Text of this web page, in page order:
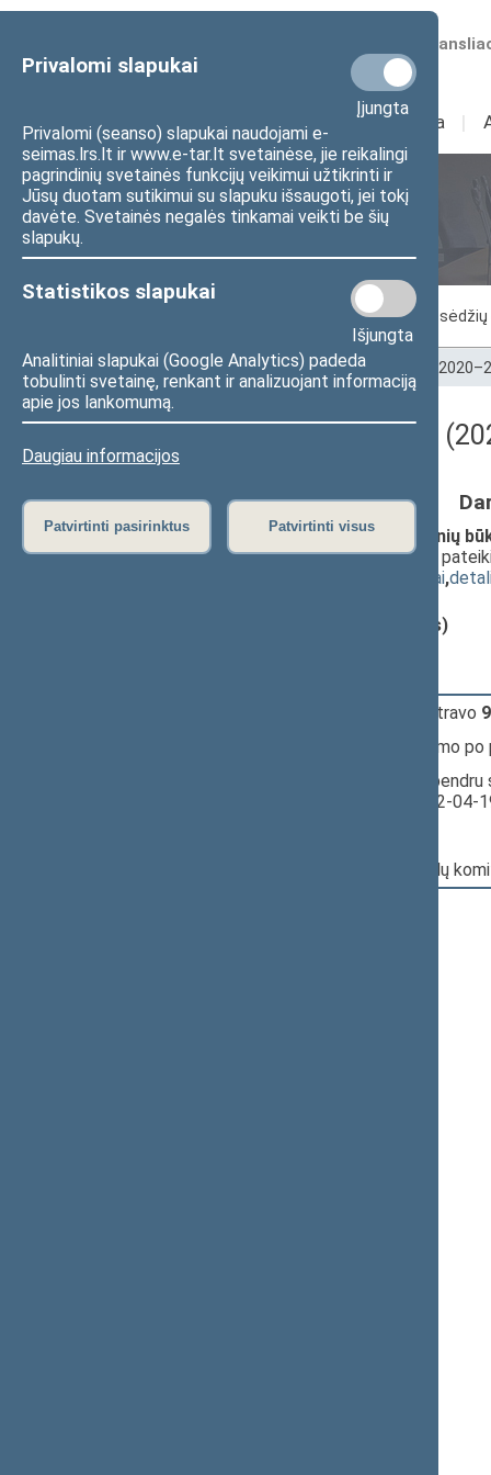
Privalomi slapukai
Įjungta
Privalomi (seanso) slapukai naudojami e-
seimas.lrs.lt ir www.e-tar.lt svetainėse, jie reikalingi
pagrindinių svetainės funkcijų veikimui užtikrinti ir
Jūsų duotam sutikimui su slapuku išsaugoti, jei tokį
davėte. Svetainės negalės tinkamai veikti be šių
slapukų.
Statistikos slapukai
Išjungta
Analitiniai slapukai (Google Analytics) padeda
tobulinti svetainę, renkant ir analizuojant informaciją
apie jos lankomumą.
Daugiau informacijos
Patvirtinti pasirinktus Patvirtinti visus
Numatomos
Sudėtis Veikla I
Seimo posėdžiai
Posėdžiai
Pradžia>Seimo posėdžiai>Kadencijos
Darbotvarkės klausimas
Žmogaus mirties nustatymo ir kritinių
įstatymo projektas (Nr. XIVP-1371)
;
susiję dokumentai,
Aurimas Pečkauskas (viceministras)
(užsiregistravo
dėl pritarimo
Įvyko balsavimas. Pritarta
Seimo posėdyje datą - 2022-04-
Pagrindinis: Sveikatos reikalų